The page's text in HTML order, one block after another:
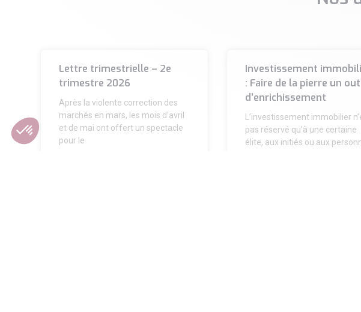
Lettre trimestrielle – 2e
trimestre 2026
Après la violente correction des
marchés en mars, les mois d’avril
et de mai ont offert un spectacle
pour le
Investissement
: Faire de la pierre un
d’enrichissement
L’investissement immobilier
pas réservé qu’à une certaine
élite, aux initiés ou aux